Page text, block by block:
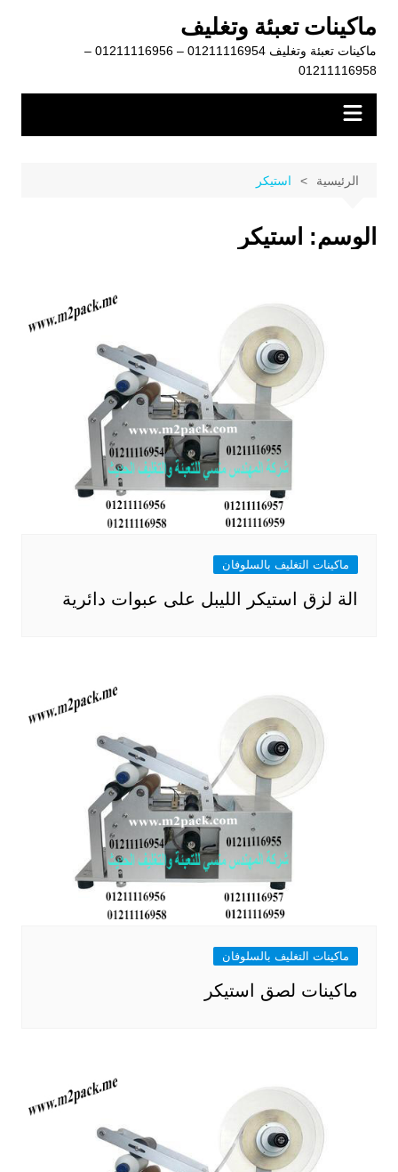
المحتوى
ماكينات تعبئة وتغليف
ماكينات تعبئة وتغليف 01211116954 – 01211116956 –
01211116958
الرئيسية استيكر
الوسم: استيكر
ماكينات التغليف بالسلوفان
الة لزق استيكر الليبل على عبوات دائرية
ماكينات التغليف بالسلوفان
ماكينات لصق استيكر